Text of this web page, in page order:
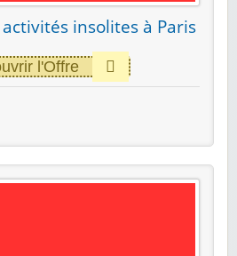
insolites à Paris‎
l'Offre